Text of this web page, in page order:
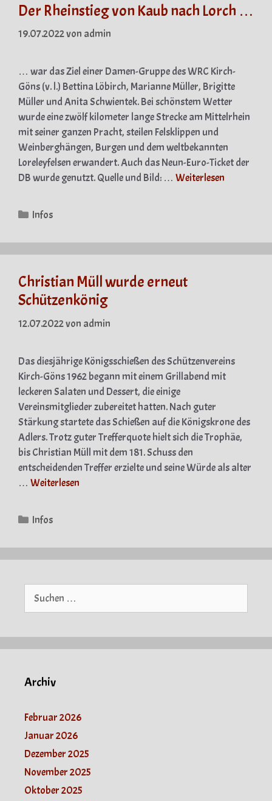
Der Rheinstieg von Kaub nach Lorch …
19.07.2022von admin
… war das Ziel einer Damen-Gruppe des WRC Kirch-
Göns (v. l.) Bettina Löbirch, Marianne Müller, Brigitte
Müller und Anita Schwientek. Bei schönstem Wetter
wurde eine zwölf kilometer lange Strecke am Mittelrhein
mit seiner ganzen Pracht, steilen Felsklippen und
Weinberghängen, Burgen und dem weltbekannten
Loreleyfelsen erwandert. Auch das Neun-Euro-Ticket der
DB wurde genutzt. Quelle und Bild: … Weiterlesen
Kategorien
Infos
Christian Müll wurde erneut
Schützenkönig
12.07.2022von admin
Das diesjährige Königsschießen des Schützenvereins
Kirch-Göns 1962 begann mit einem Grillabend mit
leckeren Salaten und Dessert, die einige
Vereinsmitglieder zubereitet hatten. Nach guter
Stärkung startete das Schießen auf die Königskrone des
Adlers. Trotz guter Trefferquote hielt sich die Trophäe,
bis Christian Müll mit dem 181. Schuss den
entscheidenden Treffer erzielte und seine Würde als alter
… Weiterlesen
Kategorien
Infos
Archiv
Februar 2026
Januar 2026
Dezember 2025
November 2025
Oktober 2025